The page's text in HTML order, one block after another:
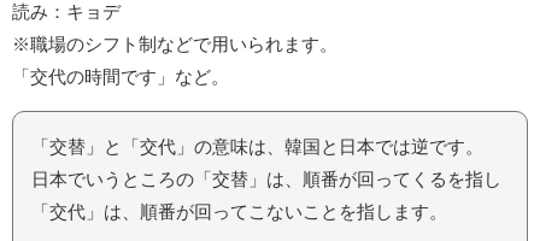
読み：キョデ
※職場のシフト制などで用いられます。
「交代の時間です」など。
「交替」と「交代」の意味は、韓国と日本では逆です。
日本でいうところの「交替」は、順番が回ってくるを指し
「交代」は、順番が回ってこないことを指します。